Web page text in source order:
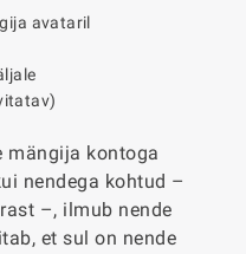
avataril
mängija kontoga
nendega kohtud –
–, ilmub nende
et sul on nende